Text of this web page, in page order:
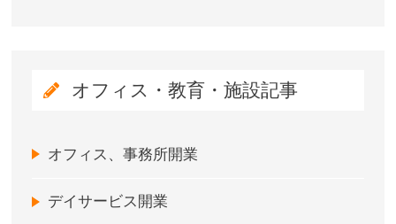
オフィス・教育・施設記事
オフィス、事務所開業
デイサービス開業